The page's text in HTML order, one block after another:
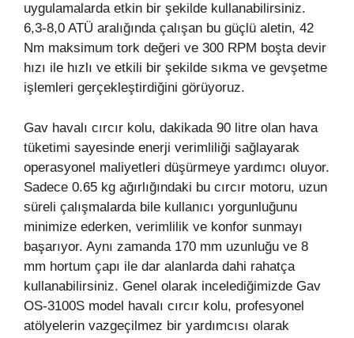
uygulamalarda etkin bir şekilde kullanabilirsiniz.
6,3-8,0 ATÜ aralığında çalışan bu güçlü aletin, 42
Nm maksimum tork değeri ve 300 RPM boşta devir
hızı ile hızlı ve etkili bir şekilde sıkma ve gevşetme
işlemleri gerçekleştirdiğini görüyoruz.
Gav havalı cırcır kolu, dakikada 90 litre olan hava
tüketimi sayesinde enerji verimliliği sağlayarak
operasyonel maliyetleri düşürmeye yardımcı oluyor.
Sadece 0.65 kg ağırlığındaki bu cırcır motoru, uzun
süreli çalışmalarda bile kullanıcı yorgunluğunu
minimize ederken, verimlilik ve konfor sunmayı
başarıyor. Aynı zamanda 170 mm uzunluğu ve 8
mm hortum çapı ile dar alanlarda dahi rahatça
kullanabilirsiniz. Genel olarak incelediğimizde Gav
OS-3100S model havalı cırcır kolu, profesyonel
atölyelerin vazgeçilmez bir yardımcısı olarak